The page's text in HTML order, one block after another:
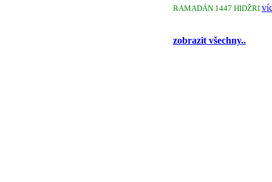
RAMADÁN 1447 HIDŽRI
zobrazit všechny..